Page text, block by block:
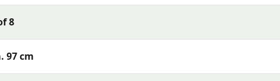
8
97 cm